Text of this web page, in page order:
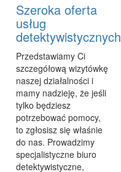
Szeroka oferta
usług
detektywistycznych
Przedstawiamy Ci
szczegółową wizytówkę
naszej działalności i
mamy nadzieję, że jeśli
tylko będziesz
potrzebować pomocy,
to zgłosisz się właśnie
do nas. Prowadzimy
specjalistyczne biuro
detektywistyczne,